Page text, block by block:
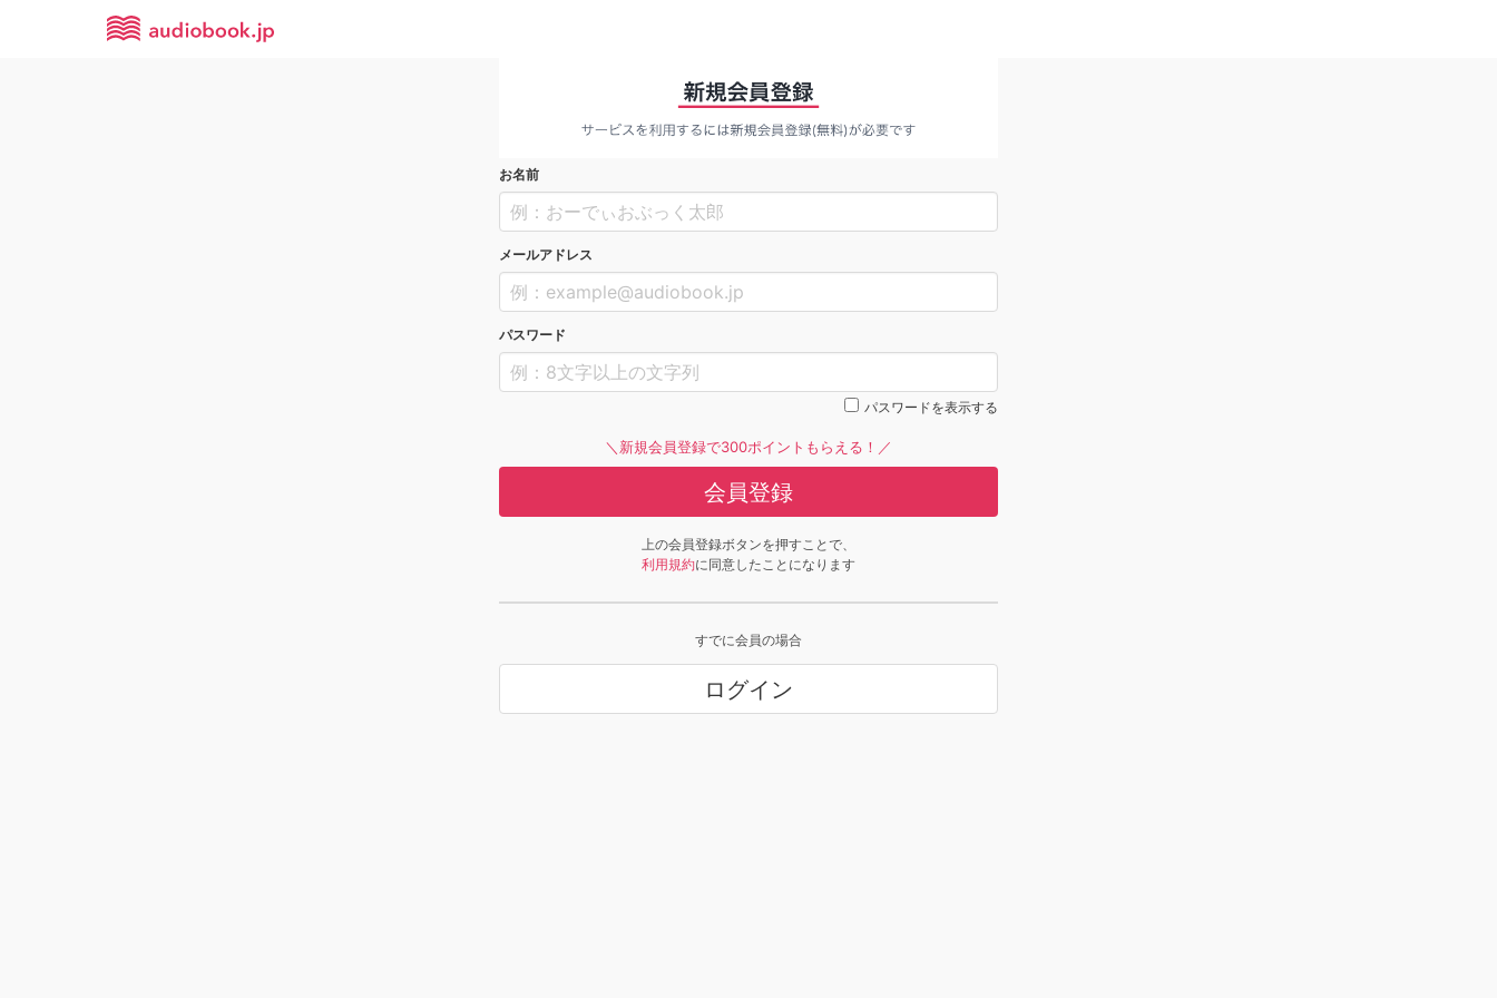
お名前
メールアドレス
パスワード
パスワードを表示する
＼新規会員登録で300ポイントもらえる！／
会員登録
上の会員登録ボタンを押すことで、
利用規約に同意したことになります
すでに会員の場合
ログイン